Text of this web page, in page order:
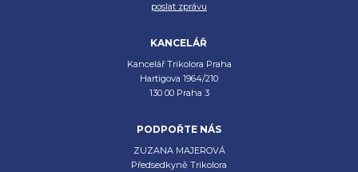
poslat zprávu
KANCELÁŘ
Kancelář Trikolora Praha
Hartigova 1964/210
130 00 Praha 3
PODPOŘTE NÁS
ZUZANA MAJEROVÁ
Předsedkyně Trikolora